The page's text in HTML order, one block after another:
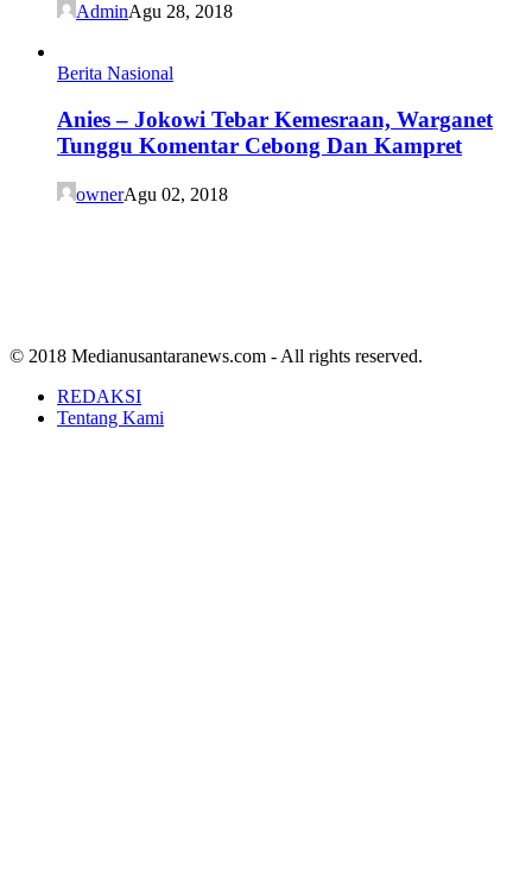
AdminAgu 28, 2018
Berita Nasional
Anies – Jokowi Tebar Kemesraan, Warganet
Tunggu Komentar Cebong Dan Kampret
ownerAgu 02, 2018
© 2018 Medianusantaranews.com - All rights reserved.
REDAKSI
Tentang Kami